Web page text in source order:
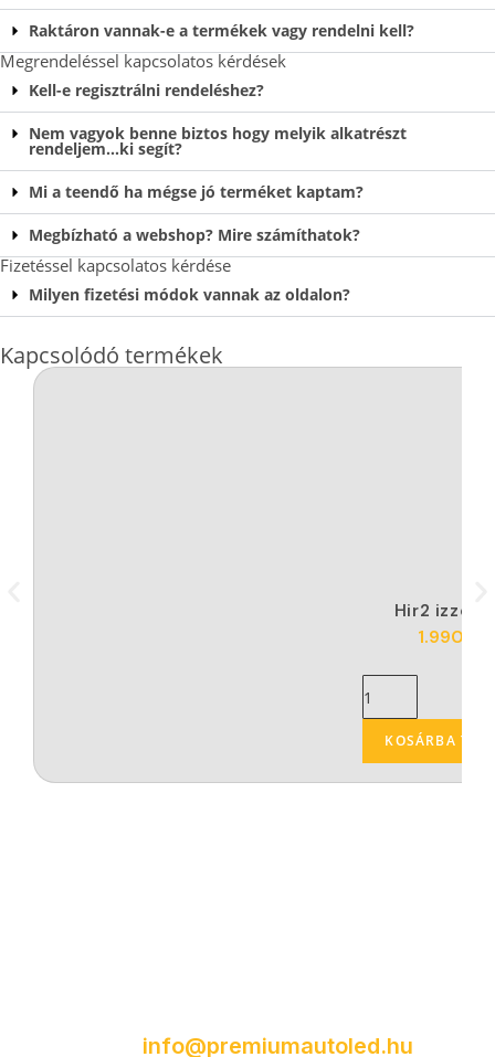
Raktáron vannak-e a termékek vagy rendelni kell?
Megrendeléssel kapcsolatos kérdések
Kell-e regisztrálni rendeléshez?
Nem vagyok benne biztos hogy melyik alkatrészt
rendeljem…ki segít?
Mi a teendő ha mégse jó terméket kaptam?
Megbízható a webshop? Mire számíthatok?
Fizetéssel kapcsolatos kérdése
Milyen fizetési módok vannak az oldalon?
Kapcsolódó termékek
Hir2 izzó
1.990
KOSÁRBA
info@premiumautoled.hu